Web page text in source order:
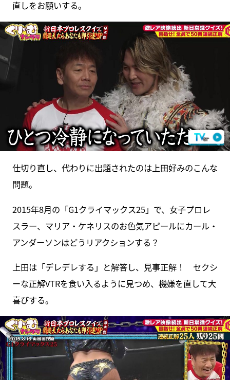
直しをお願いする。
仕切り直し、代わりに出題されたのは上田好みのこんな
問題。
2015年8月の「G1クライマックス25」で、女子プロレ
スラー、マリア・ケネリスのお色気アピールにカール・
アンダーソンはどうリアクションする？
上田は「デレデレする」と解答し、見事正解！ セクシ
ーな正解VTRを食い入るように見つめ、機嫌を直して大
喜びする。